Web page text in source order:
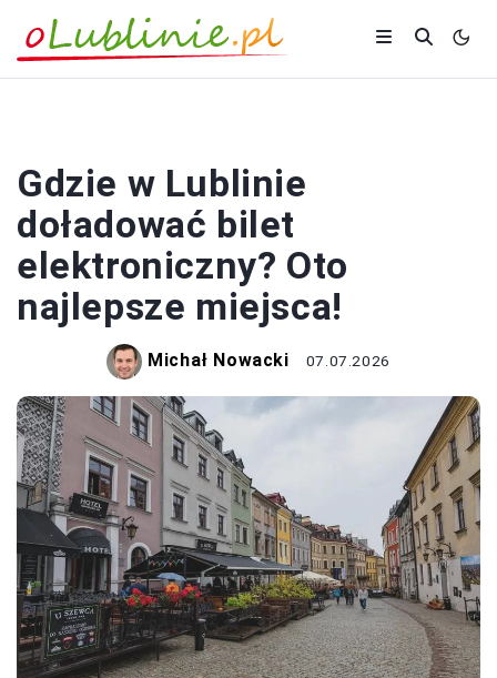
Gdzie w Lublinie
doładować bilet
elektroniczny? Oto
najlepsze miejsca!
Michał Nowacki 07.07.2026